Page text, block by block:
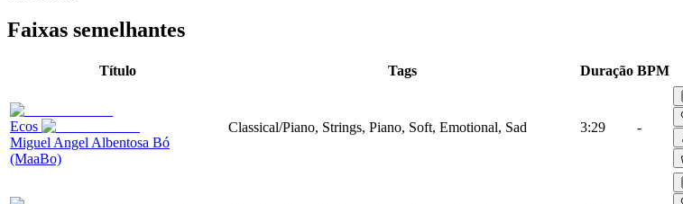
Faixas semelhantes
Título Tags Duração BPM
Ecos
Miguel Angel Albentosa Bó
(MaaBo)
Classical/Piano, Strings, Piano, Soft, Emotional, Sad 3:29 -